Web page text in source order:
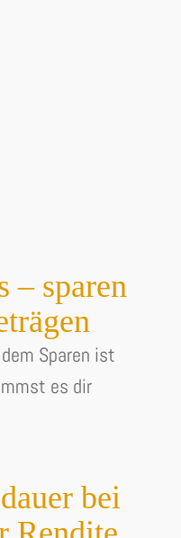
– sparen
Sparen ist
es dir
bei